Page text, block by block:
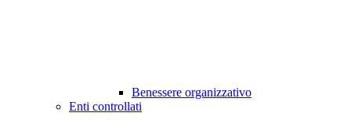
Benessere organizzativo
Enti controllati